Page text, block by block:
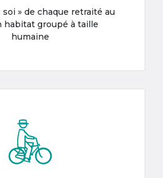
soi » de chaque retraité au
habitat groupé à taille
humaine